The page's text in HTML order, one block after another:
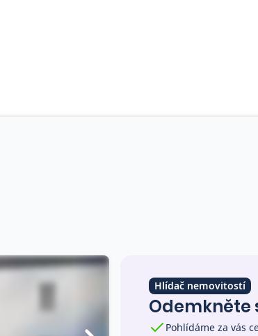
Hlídač nemovitostí
Odemkněte
Pohlídáme za vás